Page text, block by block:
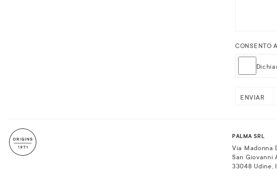
CONSENTO
ENVIAR
PALMA SRL
Via Madonna
San Giovanni
33048 Udine,